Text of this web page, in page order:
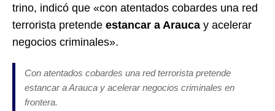
trino, indicó que «con atentados cobardes una red
terrorista pretende estancar a Arauca y acelerar
negocios criminales».
Con atentados cobardes una red terrorista pretende
estancar a Arauca y acelerar negocios criminales en
frontera.